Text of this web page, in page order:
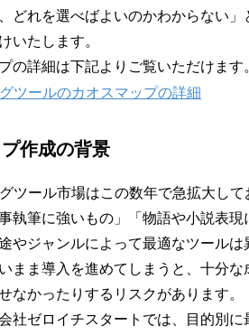
どれを選べばよいのかわからない
いたします。
の詳細は下記よりご覧いただけます
ツールのカオスマップの詳細
作成の背景
ツール市場はこの数年で急拡大し
執筆に強いもの」「物語や小説表
やジャンルによって最適なツール
まま導入を進めてしまうと、十分
なかったりするリスクがあります。
社ゼロイチスタートでは、目的別